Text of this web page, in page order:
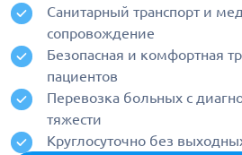
Санитарный транспорт и
сопровождение
Безопасная и комфортная
пациентов
Перевозка больных с
тяжести
Круглосуточно без